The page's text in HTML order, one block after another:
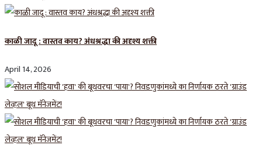
काळी जादू : वास्तव काय? अंधश्रद्धा की अदृश्य शक्ती
April 14, 2026